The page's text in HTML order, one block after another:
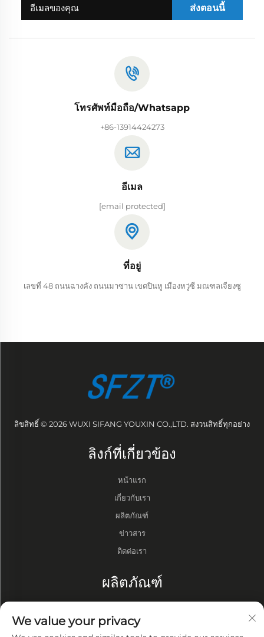
ส่งตอนนี้
โทรศัพท์มือถือ/Whatsapp
+86-13914424273
อีเมล
[email protected]
ที่อยู่
เลขที่ 48 ถนนฉางคัง ถนนมาซาน เขตปินหู เมืองหวู่ซี มณฑลเจียงซู
ลิขสิทธิ์ © 2026 WUXI SIFANG YOUXIN CO.,LTD. สงวนสิทธิ์ทุกอย่าง
ลิงก์ที่เกี่ยวข้อง
หน้าแรก
เกี่ยวกับเรา
ผลิตภัณฑ์
ข่าวสาร
ติดต่อเรา
ผลิตภัณฑ์
ปั๊มสุญญากาศ
We value your privacy